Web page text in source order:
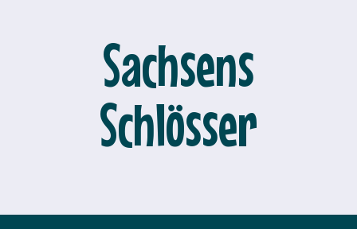
Sachsens
Schlösser